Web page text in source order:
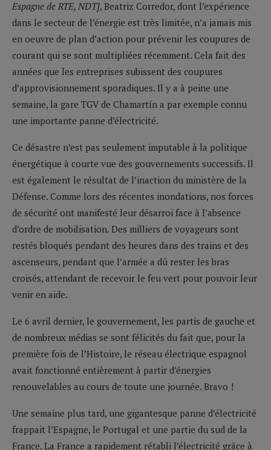
Espagne de RTE, NDT], Beatriz Corredor, dont l’expérience
dans le secteur de l’énergie est très limitée, n’a jamais mis
en oeuvre de plan d’action pour prévenir les coupures de
courant qui se sont multipliées récemment. Cela fait des
années que les entreprises subissent des coupures
d’approvisionnement sporadiques. Il y a à peine une
semaine, la gare TGV de Chamartín a par exemple connu
une importante panne d’électricité.
Ce désastre n’est pas seulement imputable à la politique
énergétique à courte vue des gouvernements successifs. Il
est également le résultat de l’inaction du ministère de la
Défense. Comme lors des récentes inondations, nos forces
de sécurité ont manifesté leur désarroi face à l’absence
d’ordre de mobilisation. Des milliers de voyageurs sont
restés bloqués pendant des heures dans des trains et des
ascenseurs, pendant que l’armée a dû rester les bras
croisés, attendant de recevoir le feu vert pour pouvoir leur
venir en aide.
Le 6 avril dernier, le gouvernement, les partis de gauche et
de nombreux médias se sont félicités du fait que, pour la
première fois de l’Histoire, le réseau électrique espagnol
avait fonctionné entièrement à partir d’énergies
renouvelables au cours de toute une journée. Bravo !
Une semaine plus tard, une gigantesque panne d’électricité
frappait l’Espagne, le Portugal et une partie du sud de la
France. La France a rapidement rétabli l’électricité grâce à